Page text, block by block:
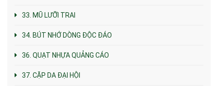
33. MŨ LƯỠI TRAI
34. BÚT NHỚ DÒNG ĐỘC ĐÁO
36. QUẠT NHỰA QUẢNG CÁO
37. CẶP DA ĐẠI HỘI